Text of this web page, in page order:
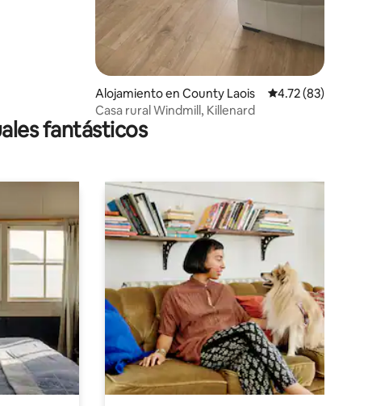
Alojamiento en County Laois Calificación
4.72 (83)
Casa rural Windmill, Killenard
fantásticos